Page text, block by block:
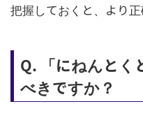
把握しておくと、より正
Q. 「にねんとく
べきですか？